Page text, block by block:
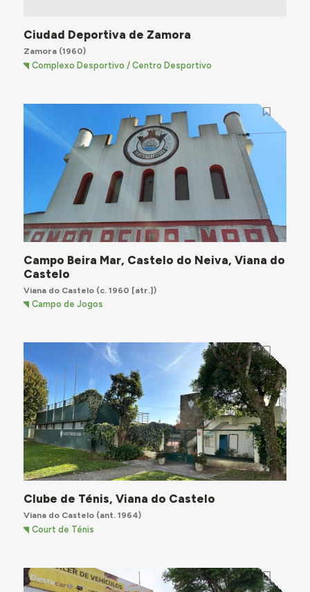
Ciudad Deportiva de Zamora
Zamora(1960)
Complexo Desportivo / Centro Desportivo
Campo Beira Mar, Castelo do Neiva, Viana do
Castelo
Viana do Castelo(c. 1960 [atr.])
Campo de Jogos
Clube de Ténis, Viana do Castelo
Viana do Castelo(ant. 1964)
Court de Ténis